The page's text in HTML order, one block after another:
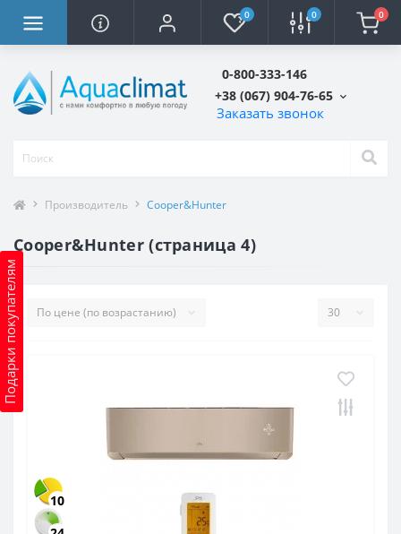
0 0 0
0-800-333-146
+38 (067) 904-76-65
Заказать звонок
Подарки покупателям
Производитель Cooper&Hunter
Cooper&Hunter (страница 4)
10